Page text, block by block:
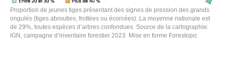
Proportion de jeunes tiges présentant des signes de pression des grands
ongulés (tiges abrouties, frottées ou écorcées). La moyenne nationale est
de 29%, toutes espèces d’arbres confondues. Source de la cartographie:
IGN, campagne d’inventaire forestier 2023. Mise en forme Forestopic